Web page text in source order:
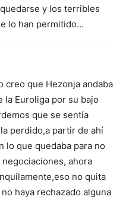
y los terribles
lo han permitido…
creo que Hezonja andaba
la Euroliga por su bajo
que se sentía
perdido,a partir de ahí
lo que quedaba para no
ahora
no quita
haya rechazado alguna